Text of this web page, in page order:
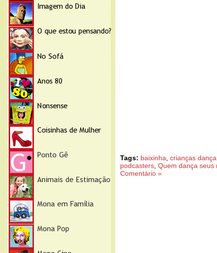
Tags: baixinha crianças
podcasters Quem dança seus
Comentário »